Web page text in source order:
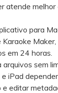
atende
para
Maker,
em 24 horas.
sem
iPad
editar